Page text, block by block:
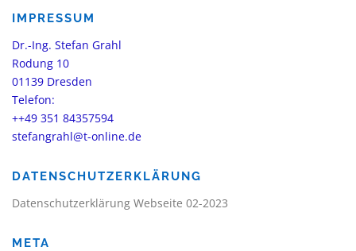
IMPRESSUM
Dr.-Ing. Stefan Grahl
Rodung 10
01139 Dresden
Telefon:
++49 351 84357594
stefangrahl@t-online.de
DATENSCHUTZERKLÄRUNG
Datenschutzerklärung Webseite 02-2023
META